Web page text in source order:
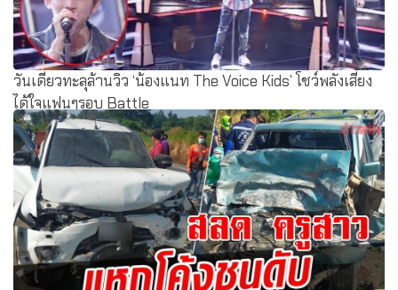
วันเดียวทะลุล้านวิว ‘น้องแนท The Voice Kids’ โชว์พลังเสียง
ได้ใจแฟนๆรอบ Battle